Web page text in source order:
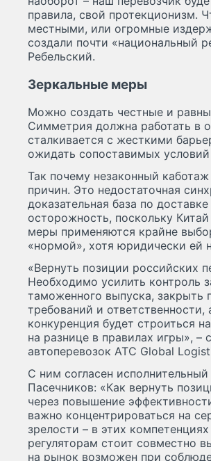
правила, свой протекционизм.
местными, или огромные
создали почти «национальный
Ребельский.
Зеркальные меры
Можно создать честные и
Симметрия должна работать в
сталкивается с жесткими
ожидать сопоставимых
Так почему незаконный
причин. Это недостаточная
доказательная база по
осторожность, поскольку
меры применяются крайне
«нормой», хотя юридически ей
«Вернуть позиции российских
Необходимо усилить контроль
таможенного выпуска, закрыть
требований и
конкуренция будет строиться
на разнице в правилах игры», –
автоперевозок ATC Global
С ним согласен
Пасечников: «Как вернуть
через повышение
важно концентрироваться на
зрелости – в этих
регуляторам стоит совместно
на рынок возможен при